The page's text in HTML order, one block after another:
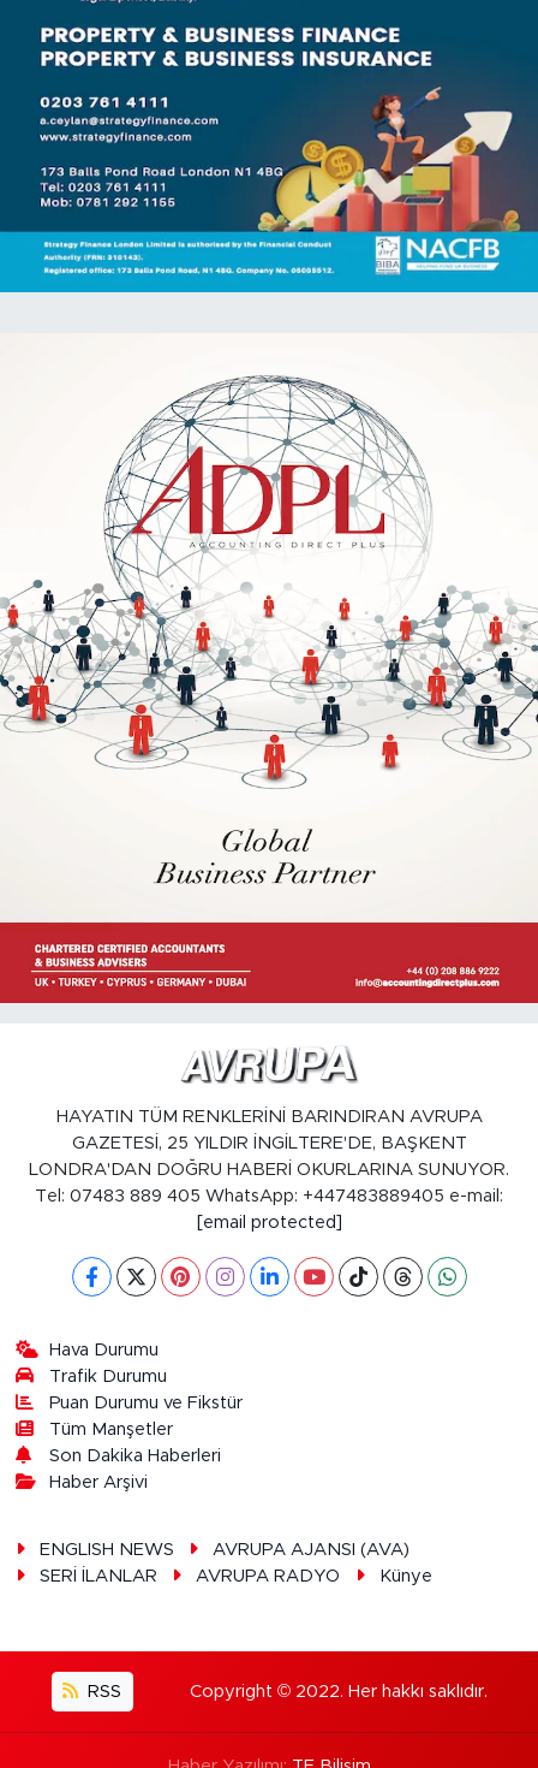
HAYATIN TÜM RENKLERİNİ BARINDIRAN AVRUPA
GAZETESİ, 25 YILDIR İNGİLTERE'DE, BAŞKENT
LONDRA'DAN DOĞRU HABERİ OKURLARINA SUNUYOR.
Tel: 07483 889 405 WhatsApp: +447483889405 e-mail:
[email protected]
Hava Durumu
Trafik Durumu
Puan Durumu ve Fikstür
Tüm Manşetler
Son Dakika Haberleri
Haber Arşivi
ENGLISH NEWS
AVRUPA AJANSI (AVA)
SERİ İLANLAR
AVRUPA RADYO Künye
RSS Copyright © 2022. Her hakkı saklıdır.